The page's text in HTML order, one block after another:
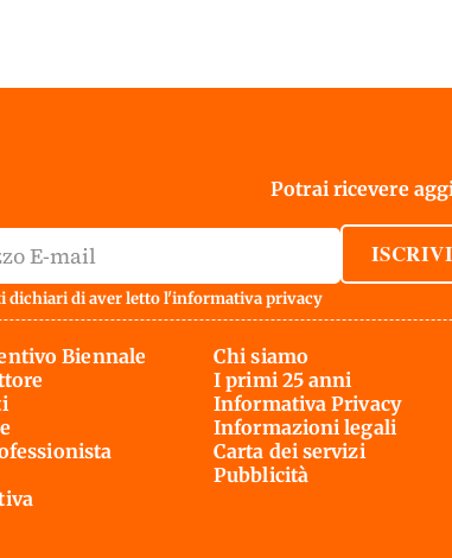
Potrai ricevere
dichiari di aver letto l'informativa privacy
Biennale
Chi siamo
I primi 25 anni
Informativa Privacy
Informazioni legali
Carta dei servizi
Pubblicità